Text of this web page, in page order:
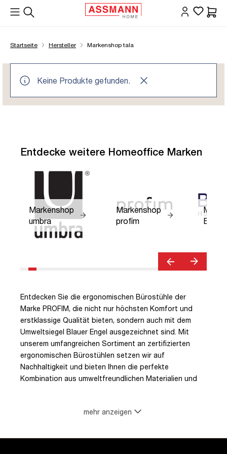
springen
Startseite Hersteller Markenshop tala
Keine Produkte gefunden.
Entdecke weitere Homeoffice Marken
Markenshop
umbra
Markenshop
profim
Entdecken Sie die ergonomischen Bürostühle der
Marke PROFIM, die nicht nur höchsten Komfort und
erstklassige Qualität bieten, sondern auch mit dem
Umweltsiegel Blauer Engel ausgezeichnet sind. Mit
unserem umfangreichen Sortiment an zertifizierten
ergonomischen Bürostühlen setzen wir auf
Nachhaltigkeit und bieten Ihnen die perfekte
Kombination aus umweltfreundlichen Materialien und
Unsere Bürostühle mit dem Blauen Engel sind eine
Umweltsiegel garantiert, dass die Stühle strenge
mehr anzeigen